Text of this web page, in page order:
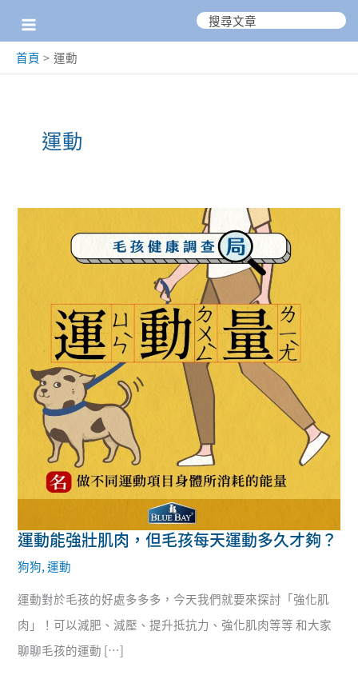
搜
首頁
運動
運動
運動能強壯肌肉，但毛孩每天運動多久才夠？
狗狗,運動
運動對於毛孩的好處多多多，今天我們就要來探討「強化肌
肉」！可以減肥、減壓、提升抵抗力、強化肌肉等等 和大家
聊聊毛孩的運動 […]
運
動
能
強
壯